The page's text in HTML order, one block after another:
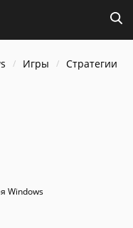
Игры
Стратегии
Windows